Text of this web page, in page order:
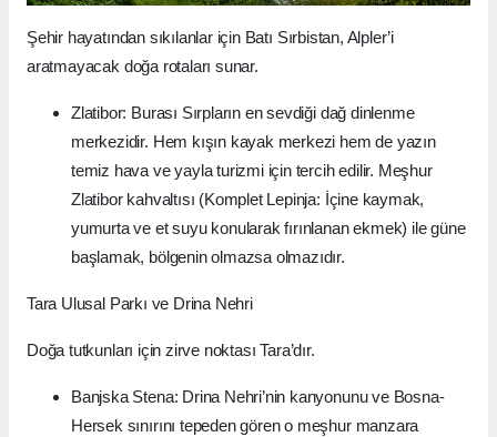
Şehir hayatından sıkılanlar için Batı Sırbistan, Alpler’i
aratmayacak doğa rotaları sunar.
Zlatibor: Burası Sırpların en sevdiği dağ dinlenme
merkezidir. Hem kışın kayak merkezi hem de yazın
temiz hava ve yayla turizmi için tercih edilir. Meşhur
Zlatibor kahvaltısı (Komplet Lepinja: İçine kaymak,
yumurta ve et suyu konularak fırınlanan ekmek) ile güne
başlamak, bölgenin olmazsa olmazıdır.
Tara Ulusal Parkı ve Drina Nehri
Doğa tutkunları için zirve noktası Tara’dır.
Banjska Stena: Drina Nehri’nin kanyonunu ve Bosna-
Hersek sınırını tepeden gören o meşhur manzara